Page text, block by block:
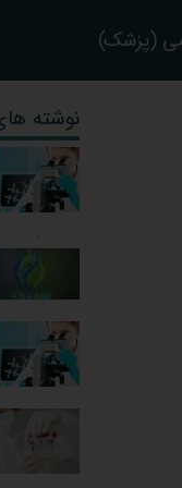
(پزشک)
نوشته